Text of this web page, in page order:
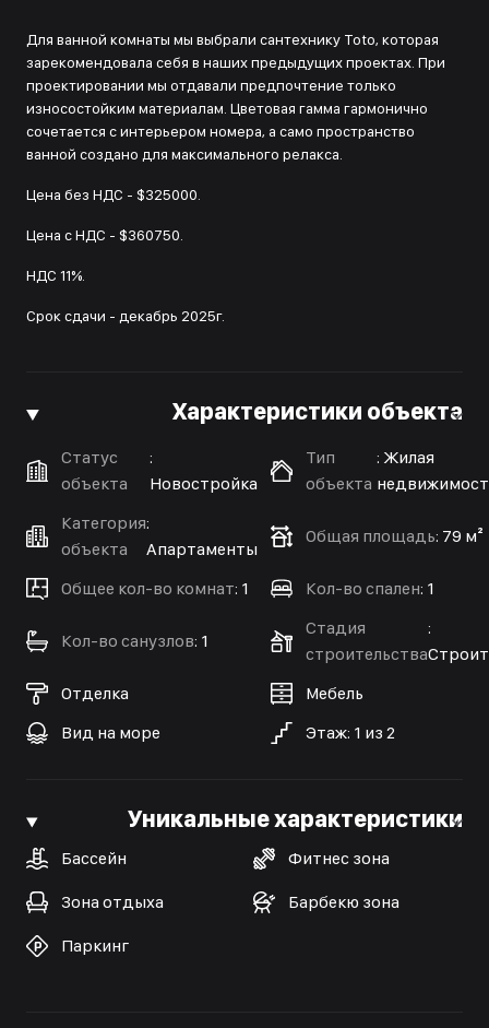
Для ванной комнаты мы выбрали сантехнику Toto, которая
зарекомендовала себя в наших предыдущих проектах. При
проектировании мы отдавали предпочтение только
износостойким материалам. Цветовая гамма гармонично
сочетается с интерьером номера, а само пространство
ванной создано для максимального релакса.
Цена без НДС - $325000.
Цена с НДС - $360750.
НДС 11%.
Срок сдачи - декабрь 2025г.
Характеристики объекта
Статус
объекта
:
Новостройка
Тип
объекта
: Жилая
Категория
объекта
:
Апартаменты
Общая площадь: 79 м²
Общее кол-во комнат: 1 Кол-во спален: 1
Кол-во санузлов: 1
Стадия
строительства
:
Отделка
Мебель
Вид на море
Этаж: 1 из 2
Уникальные характеристики
Бассейн Фитнес зона
Зона отдыха Барбекю зона
Паркинг